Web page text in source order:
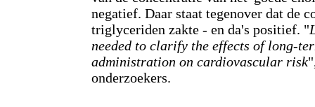
negatief. Daar staat tegenover dat de
triglyceriden zakte - en da's positief. "
needed to clarify the effects of long-
administration on cardiovascular risk
onderzoekers.